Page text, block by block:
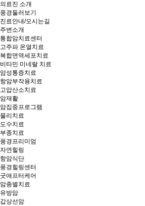
의료진 소개
풍경둘러보기
진료안내/오시는길
주변소개
통합암치료센터
고주파 온열치료
복합면역세포치료
비타민 미네랄 치료
암성통증치료
항암부작용치료
고압산소치료
암재활
암집중프로그램
물리치료
도수치료
부종치료
풍경프리미엄
자연힐링
항암식단
풍경힐링센터
굿애프터케어
암종별치료
유방암
갑상선암